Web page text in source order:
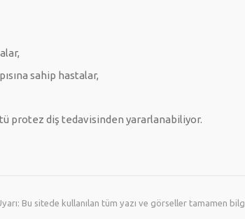
sahip hastalar,
protez diş tedavisinden yararlanabiliyor.
Bu sitede kullanılan tüm yazı ve görseller tamamen